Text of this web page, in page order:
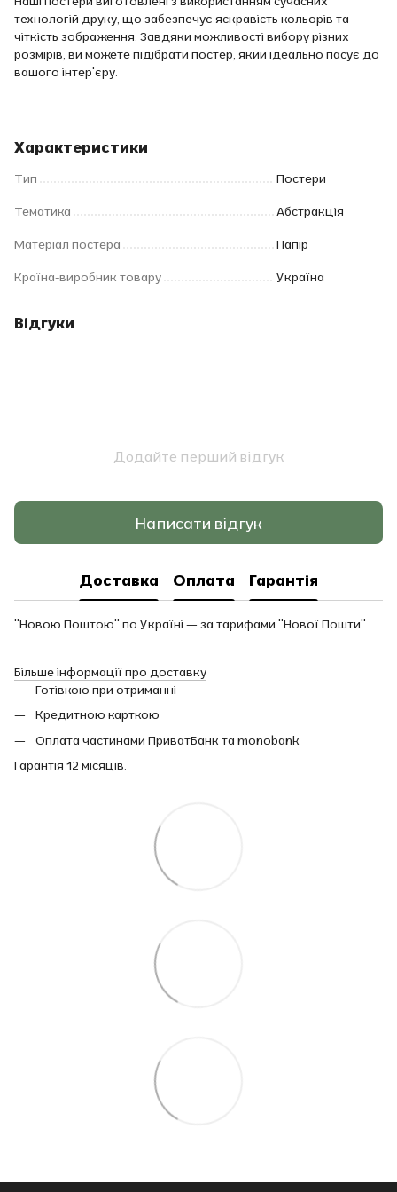
технологій друку, що забезпечує яскравість кольорів та
чіткість зображення. Завдяки можливості вибору різних
розмірів, ви можете підібрати постер, який ідеально пасує до
вашого інтер'єру.
Характеристики
Тип Постери
Тематика Абстракція
Матеріал постера Папір
Країна-виробник товару Україна
Відгуки
Додайте перший відгук
Написати відгук
Доставка Оплата Гарантія
"Новою Поштою" по Україні — за тарифами "Нової Пошти".
Більше інформації про доставку
Готівкою при отриманні
Кредитною карткою
Оплата частинами ПриватБанк та monobank
Гарантія 12 місяців.